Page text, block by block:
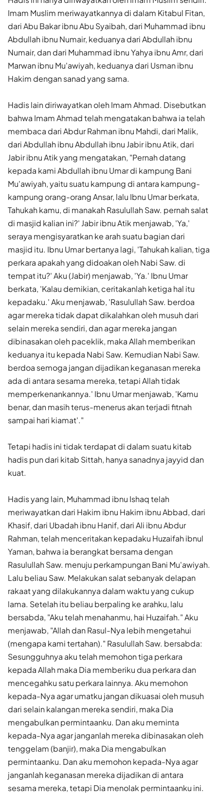
Imam Mus­lim meriwayatkannya di dalam Kitabul Fitan,
dari Abu Bakar ibnu Abu Syaibah, dari Muhammad ibnu
Abdullah ibnu Numair, keduanya dari Abdullah ibnu
Numair, dan dari Muhammad ibnu Yahya ibnu Amr, dari
Marwan ibnu Mu'awiyah, keduanya dari Usman ibnu
Hakim dengan sanad yang sama.
Hadis lain diriwayatkan oleh Imam Ahmad. Disebutkan
bahwa Imam Ahmad telah mengatakan bahwa ia telah
membaca dari Abdur Rahman ibnu Mahdi, dari Malik,
dari Abdullah ibnu Abdullah ibnu Jabir ibnu Atik, dari
Jabir ibnu Atik yang mengatakan, "Pernah datang
kepada kami Abdullah ibnu Umar di kampung Bani
Mu'awiyah, yaitu suatu kampung di antara kampung-
kampung orang-orang Ansar, lalu Ibnu Umar berkata,
Tahukah kamu, di manakah Rasulullah Saw. pernah salat
di masjid kalian ini?' Jabir ibnu Atik menjawab, 'Ya,'
seraya mengisyaratkan ke arah suatu bagian dari
masjid itu. Ibnu Umar bertanya lagi, 'Tahukah kalian, tiga
perkara apakah yang didoakan oleh Nabi Saw. di
tempat itu?' Aku (Jabir) menjawab, 'Ya.' Ibnu Umar
berkata, 'Kalau demikian, ceritakanlah ketiga hal itu
kepadaku.' Aku menjawab, 'Rasulullah Saw. berdoa
agar mereka tidak dapat dikalahkan oleh musuh dari
selain mereka sendiri, dan agar mereka jangan
dibinasakan oleh paceklik, maka Allah memberikan
keduanya itu kepada Nabi Saw. Kemudian Nabi Saw.
berdoa semoga jangan dijadikan keganasan mereka
ada di antara sesama mereka, tetapi Allah tidak
memperkenankannya.' Ibnu Umar menjawab, 'Kamu
benar, dan masih terus-menerus akan terjadi fitnah
sampai hari kiamat'."
Tetapi hadis ini tidak terdapat di dalam suatu kitab
hadis pun dari kitab Sittah, hanya sanadnya jayyid dan
kuat.
Hadis yang lain, Muhammad ibnu Ishaq telah
meriwayatkan dari Hakim ibnu Hakim ibnu Abbad, dari
Khasif, dari Ubadah ibnu Hanif, dari Ali ibnu Abdur
Rahman, telah menceritakan kepadaku Huzaifah ibnul
Yaman, bahwa ia berangkat bersama dengan
Rasulullah Saw. menuju perkampungan Bani Mu'awiyah.
Lalu beliau Saw. Melakukan salat sebanyak delapan
rakaat yang dilakukannya dalam waktu yang cukup
lama. Setelah itu beliau berpaling ke arahku, lalu
bersabda, "Aku telah menahanmu, hai Huzaifah." Aku
menjawab, "Allah dan Rasul-Nya lebih mengetahui
(mengapa kami tertahan)." Rasulullah Saw. bersabda:
Sesungguhnya aku telah memohon tiga perkara
kepada Allah maka Dia memberiku dua perkara dan
mencegahku satu perkara lainnya. Aku memohon
kepada-Nya agar umatku jangan dikuasai oleh musuh
dari selain kalangan mereka sendiri, maka Dia
mengabulkan permintaanku. Dan aku meminta
kepada-Nya agar janganlah mereka dibinasakan oleh
tenggelam (banjir), maka Dia mengabulkan
permintaanku. Dan aku memohon kepada-Nya agar
janganlah keganasan mereka dijadikan di antara
sesama mereka, tetapi Dia menolak permintaanku ini.